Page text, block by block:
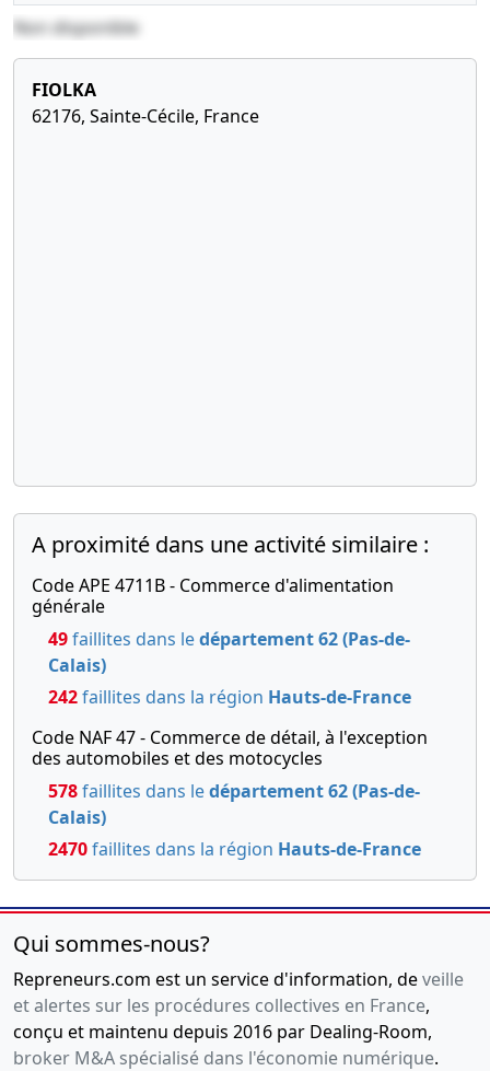
Non disponible
FIOLKA
62176, Sainte-Cécile, France
A proximité dans une activité similaire :
Code APE 4711B - Commerce d'alimentation
générale
49faillites dans ledépartement 62 (Pas-de-
Calais)
242faillites dans la région Hauts-de-France
Code NAF 47 - Commerce de détail, à l'exception
des automobiles et des motocycles
578faillites dans ledépartement 62 (Pas-de-
Calais)
2470faillites dans la région Hauts-de-France
Qui sommes-nous?
Repreneurs.com est un service d'information, deveille
et alertes sur les procédures collectives en France,
conçu et maintenu depuis 2016 par Dealing-Room,
broker M&A spécialisé dans l'économie numérique.